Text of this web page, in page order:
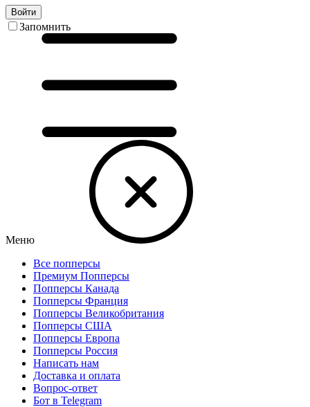
Войти
Запомнить
Меню
Все попперсы
Премиум Попперсы
Попперсы Канада
Попперсы Франция
Попперсы Великобритания
Попперсы США
Попперсы Европа
Попперсы Россия
Написать нам
Доставка и оплата
Вопрос-ответ
Бот в Telegram